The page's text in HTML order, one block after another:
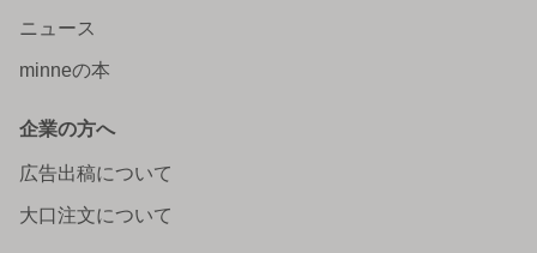
ニュース
minneの本
企業の方へ
広告出稿について
大口注文について